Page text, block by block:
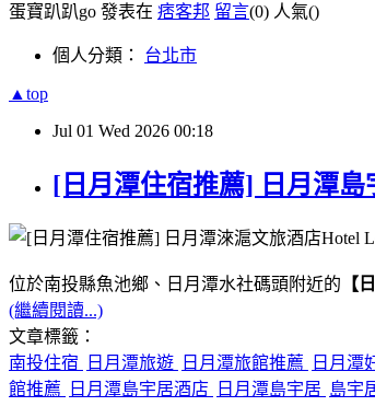
蛋寶趴趴go 發表在 痞客邦 留言(0) 人氣()
個人分類： 台北市
▲top
Jul 01 Wed 2026 00:18
[日月潭住宿推薦] 日月潭島
位於南投縣魚池鄉、日月潭水社碼頭附近的 【
(繼續閱讀...)
文章標籤：
南投住宿
日月潭旅遊 日月潭旅館推薦 日月潭
館推薦
日月潭島宇居酒店 日月潭島宇居 島宇